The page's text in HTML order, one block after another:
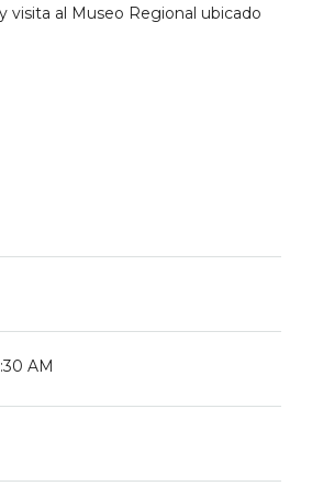
visita al Museo Regional ubicado
AM